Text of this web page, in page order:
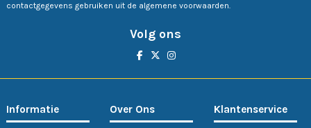
contactgegevens gebruiken uit de algemene voorwaarden.
Volg ons
Informatie Over Ons Klantenservice